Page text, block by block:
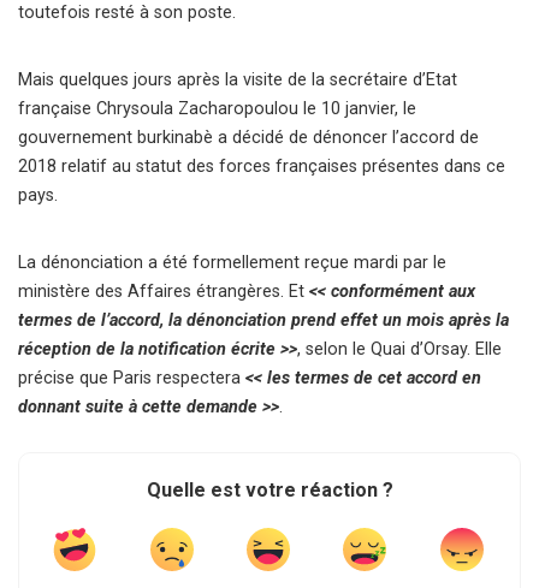
toutefois resté à son poste.
Mais quelques jours après la visite de la secrétaire d’Etat
française Chrysoula Zacharopoulou le 10 janvier, le
gouvernement burkinabè a décidé de dénoncer l’accord de
2018 relatif au statut des forces françaises présentes dans ce
pays.
La dénonciation a été formellement reçue mardi par le
ministère des Affaires étrangères. Et << conformément aux
termes de l’accord, la dénonciation prend effet un mois après la
réception de la notification écrite >>, selon le Quai d’Orsay. Elle
précise que Paris respectera << les termes de cet accord en
donnant suite à cette demande >>.
Quelle est votre réaction ?